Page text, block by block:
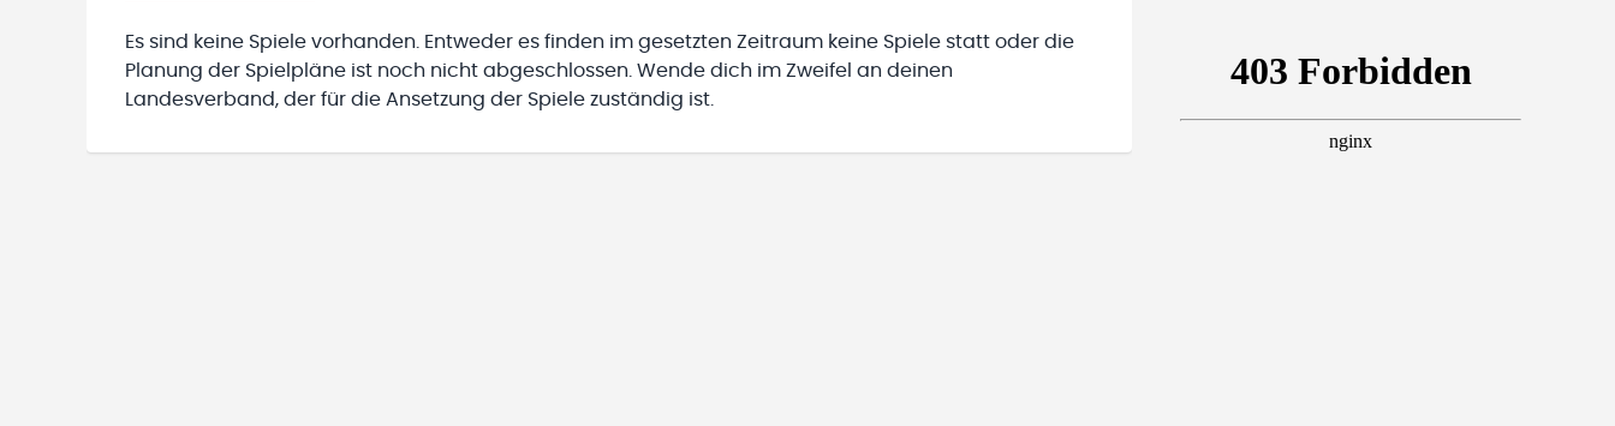
Es sind keine Spiele vorhanden. Entweder es finden im gesetzten Zeitraum keine Spiele statt oder die
Planung der Spielpläne ist noch nicht abgeschlossen. Wende dich im Zweifel an deinen
Landesverband, der für die Ansetzung der Spiele zuständig ist.